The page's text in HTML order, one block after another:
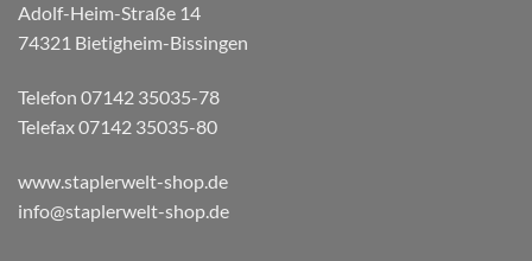
Adolf-Heim-Straße 14
74321 Bietigheim-Bissingen
Telefon 07142 35035-78
Telefax 07142 35035-80
www.staplerwelt-shop.de
info@staplerwelt-shop.de